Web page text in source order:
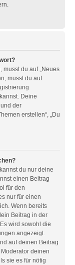
musst du auf „Neues
musst du auf
Deine
der
erstellen“, „Du
du nur deine
einen Beitrag
für den
nur für einen
Wenn bereits
Beitrag in der
wird sowohl die
angezeigt.
auf deinen Beitrag
deinen
sie es für nötig